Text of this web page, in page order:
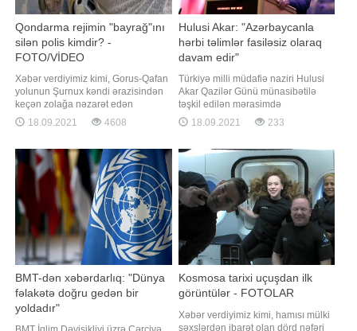
Qondarma rejimin "bayrağ"ını
silən polis kimdir? -
FOTO/VİDEO
Xəbər verdiyimiz kimi, Gorus-Qafan
yolunun Şurnux kəndi ərazisindən
keçən zolağa nəzarət edən
Azərbaycan polisi burada hərəkət
edən avtomobilin üzərindəki
qondarma "bayrağı"nı elə yerindəcə
süngü ilə qazıyıb. Sosial
şəbəkələrdə yayılan məlumata
görə, həmi
18.09.2021 4608
Hulusi Akar: "Azərbaycanla
hərbi təlimlər fasiləsiz olaraq
davam edir"
Türkiyə milli müdafiə naziri Hulusi
Akar Qazilər Günü münasibətilə
təşkil edilən mərasimdə
Azərbaycana dəstək çıxışı edib. Bu
barədə məlumat Türkiyə Milli
yerləşdirilib. Qəhrəman Türkiyə
ordusunun sivilizasiyanın və tarixin
yüklədiyi məsuliyyət hissi ilə dost və
qarda
18.09.2021 233
BMT-dən xəbərdarlıq: "Dünya
fəlakətə doğru gedən bir
yoldadır"
Kosmosa tarixi uçuşdan ilk
görüntülər - FOTOLAR
Xəbər verdiyimiz kimi, hamısı mülki
şəxslərdən ibarət olan dörd nəfəri